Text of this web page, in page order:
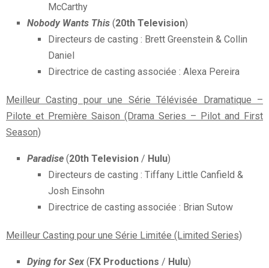
McCarthy
Nobody Wants This (20th Television)
Directeurs de casting : Brett Greenstein & Collin
Daniel
Directrice de casting associée : Alexa Pereira
Meilleur Casting pour une Série Télévisée Dramatique –
Pilote et Première Saison (Drama Series – Pilot and First
Season)
Paradise (20th Television / Hulu)
Directeurs de casting : Tiffany Little Canfield &
Josh Einsohn
Directrice de casting associée : Brian Sutow
Meilleur Casting pour une Série Limitée (Limited Series)
Dying for Sex (FX Productions / Hulu)